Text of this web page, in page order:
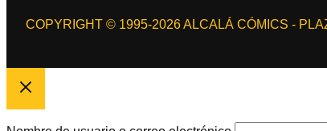
COPYRIGHT © 1995-2026 ALCALÁ CÓMICS -